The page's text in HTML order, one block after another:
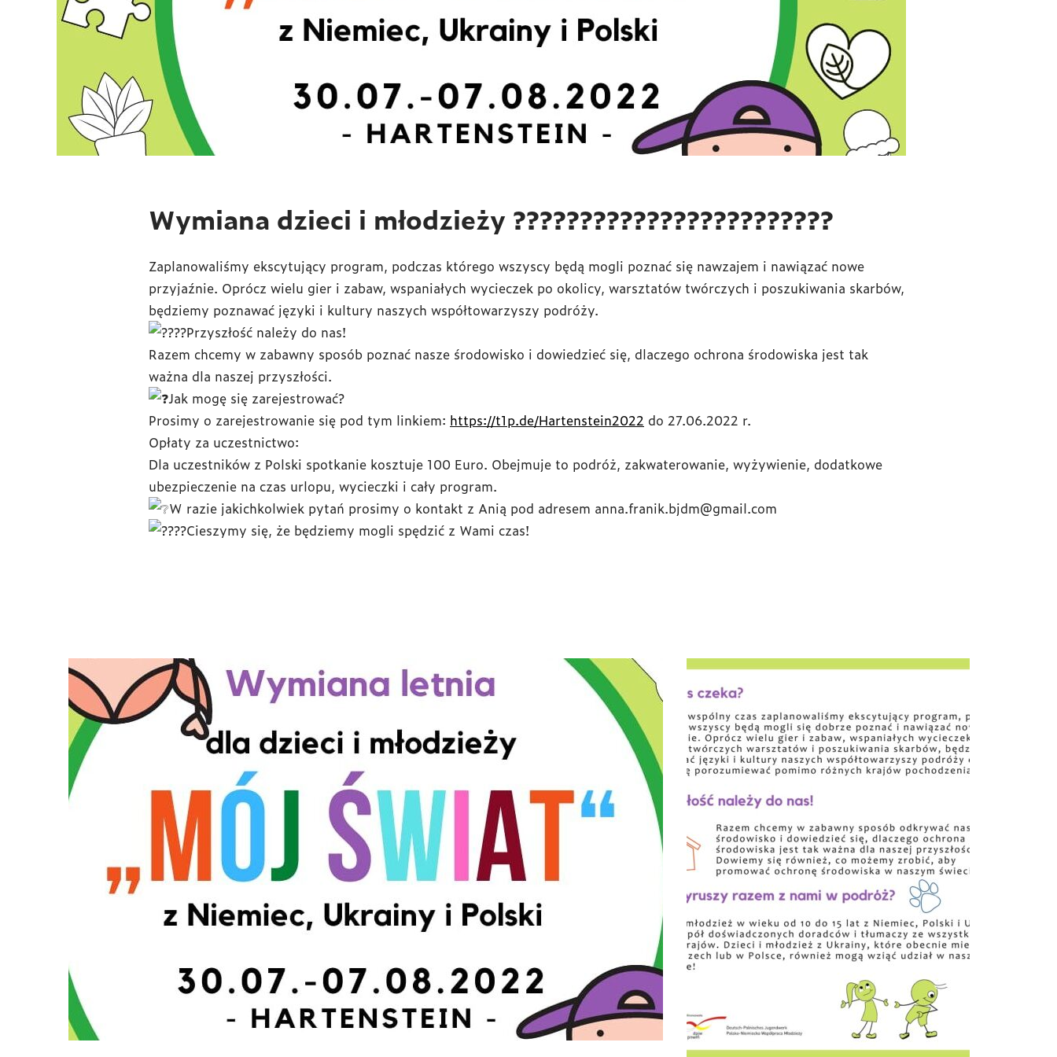
Wymiana dzieci i młodzieży ????????????????????????
Zaplanowaliśmy ekscytujący program, podczas którego wszyscy będą mogli poznać się nawzajem i nawiązać nowe
przyjaźnie. Oprócz wielu gier i zabaw, wspaniałych wycieczek po okolicy, warsztatów twórczych i poszukiwania skarbów,
będziemy poznawać języki i kultury naszych współtowarzyszy podróży.
Przyszłość należy do nas!
Razem chcemy w zabawny sposób poznać nasze środowisko i dowiedzieć się, dlaczego ochrona środowiska jest tak
ważna dla naszej przyszłości.
Jak mogę się zarejestrować?
Prosimy o zarejestrowanie się pod tym linkiem: https://t1p.de/Hartenstein2022 do 27.06.2022 r.
Opłaty za uczestnictwo:
Dla uczestników z Polski spotkanie kosztuje 100 Euro. Obejmuje to podróż, zakwaterowanie, wyżywienie, dodatkowe
ubezpieczenie na czas urlopu, wycieczki i cały program.
W razie jakichkolwiek pytań prosimy o kontakt z Anią pod adresem anna.franik.bjdm@gmail.com
Cieszymy się, że będziemy mogli spędzić z Wami czas!